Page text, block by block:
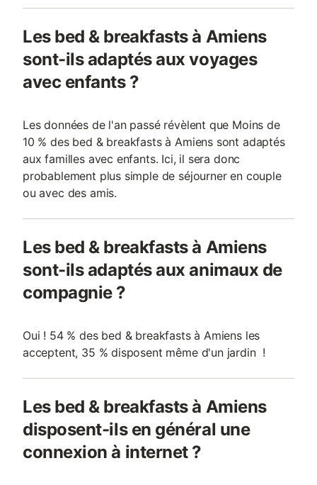
Les bed & breakfasts à Amiens
sont-ils adaptés aux voyages
avec enfants ?
Les données de l'an passé révèlent que Moins de
10 % des bed & breakfasts à Amiens sont adaptés
aux familles avec enfants. Ici, il sera donc
probablement plus simple de séjourner en couple
ou avec des amis.
Les bed & breakfasts à Amiens
sont-ils adaptés aux animaux de
compagnie ?
Oui ! 54 % des bed & breakfasts à Amiens les
acceptent, 35 % disposent même d'un jardin !
Les bed & breakfasts à Amiens
disposent-ils en général une
connexion à internet ?